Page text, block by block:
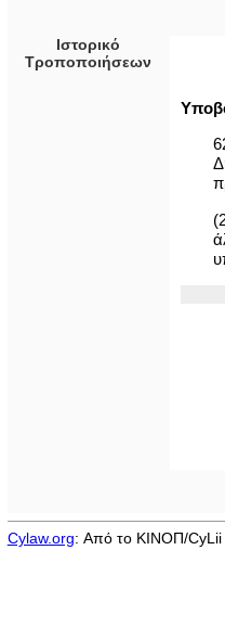
Ιστορικό
Τροποποιήσεων
Cylaw.org: Από το ΚΙΝOΠ/CyLii